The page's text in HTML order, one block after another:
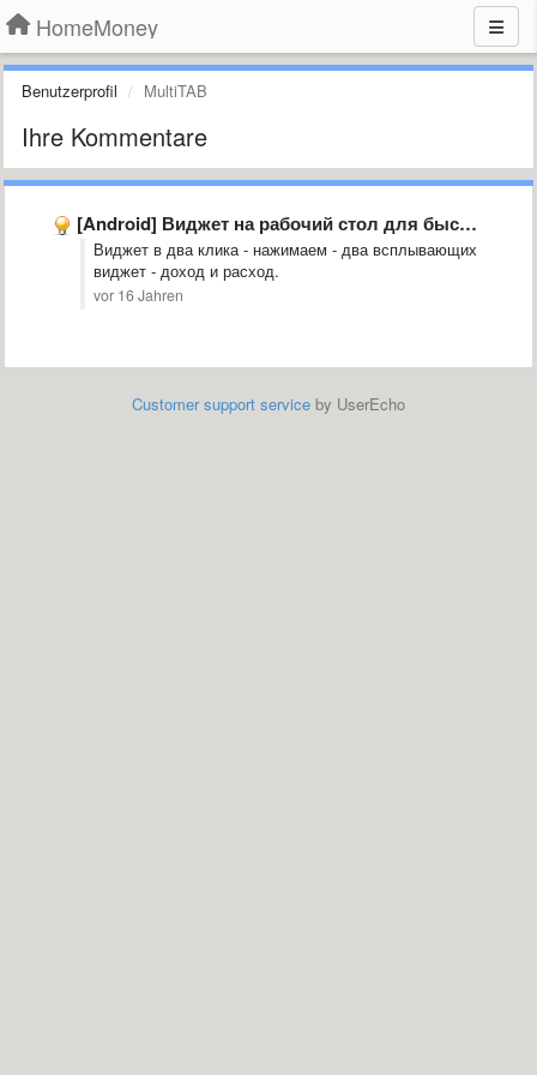
HomeMoney
Benutzerprofil MultiTAB
Ihre Kommentare
[Android] Виджет на рабочий стол для быстрого добавления расхода
Виджет в два клика - нажимаем - два всплывающих
виджет - доход и расход.
vor 16 Jahren
Customer support service by UserEcho